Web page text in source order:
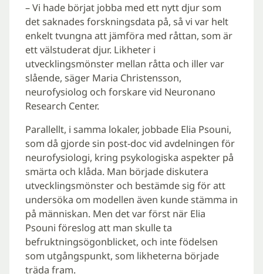
– Vi hade börjat jobba med ett nytt djur som
det saknades forskningsdata på, så vi var helt
enkelt tvungna att jämföra med råttan, som är
ett välstuderat djur. Likheter i
utvecklingsmönster mellan råtta och iller var
slående, säger Maria Christensson,
neurofysiolog och forskare vid Neuronano
Research Center.
Parallellt, i samma lokaler, jobbade Elia Psouni,
som då gjorde sin post-doc vid avdelningen för
neurofysiologi, kring psykologiska aspekter på
smärta och klåda. Man började diskutera
utvecklingsmönster och bestämde sig för att
undersöka om modellen även kunde stämma in
på människan. Men det var först när Elia
Psouni föreslog att man skulle ta
befruktningsögonblicket, och inte födelsen
som utgångspunkt, som likheterna började
träda fram.